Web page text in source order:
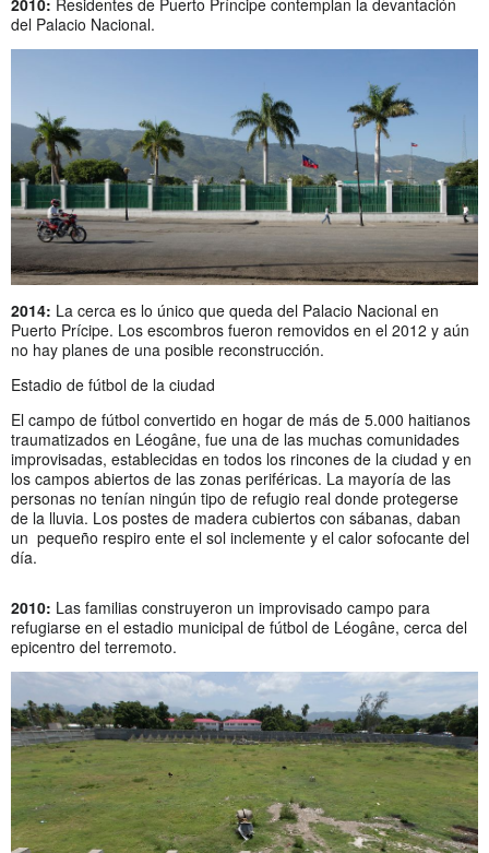
del Palacio Nacional.
2014: La cerca es lo único que queda del Palacio Nacional en
Puerto Prícipe. Los escombros fueron removidos en el 2012 y aún
no hay planes de una posible reconstrucción.
Estadio de fútbol de la ciudad
El campo de fútbol convertido en hogar de más de 5.000 haitianos
traumatizados en Léogâne, fue una de las muchas comunidades
improvisadas, establecidas en todos los rincones de la ciudad y en
los campos abiertos de las zonas periféricas. La mayoría de las
personas no tenían ningún tipo de refugio real donde protegerse
de la lluvia. Los postes de madera cubiertos con sábanas, daban
un pequeño respiro ente el sol inclemente y el calor sofocante del
día.
2010: Las familias construyeron un improvisado campo para
refugiarse en el estadio municipal de fútbol de Léogâne, cerca del
epicentro del terremoto.